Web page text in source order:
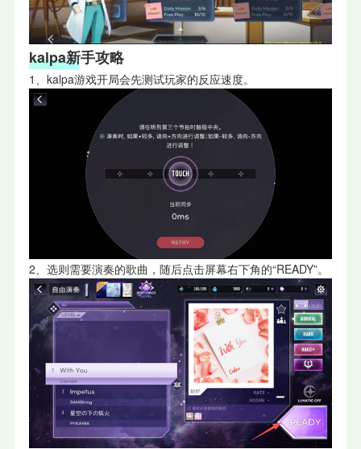
kalpa新手攻略
1、kalpa游戏开局会先测试玩家的反应速度。
2、选则需要演奏的歌曲，随后点击屏幕右下角的“READY”。